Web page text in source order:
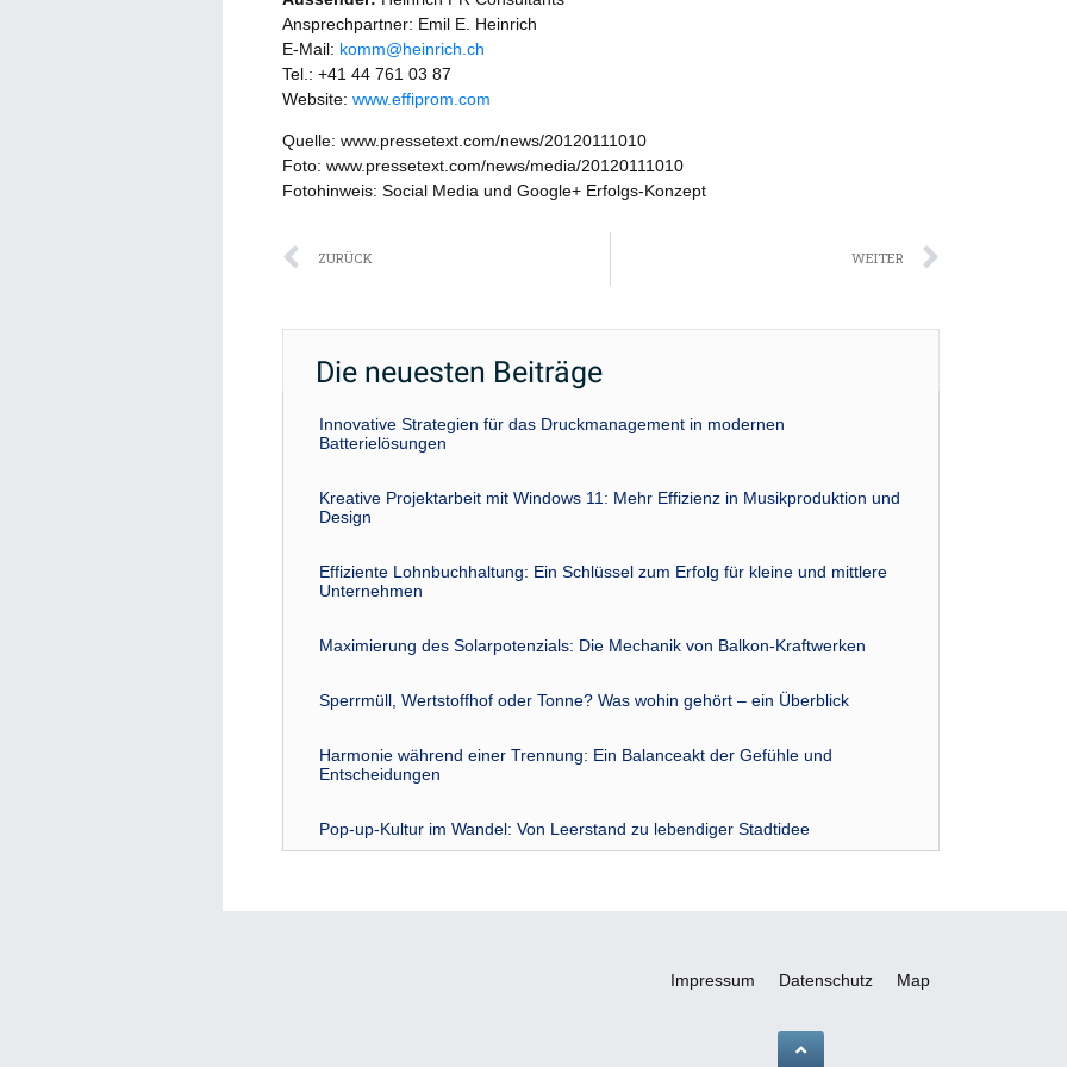
Ansprechpartner: Emil E. Heinrich
E-Mail: komm@heinrich.ch
Tel.: +41 44 761 03 87
Website: www.effiprom.com
Quelle: www.pressetext.com/news/20120111010
Foto: www.pressetext.com/news/media/20120111010
Fotohinweis: Social Media und Google+ Erfolgs-Konzept
Zurück
ZURÜCK WEITER
Die neuesten Beiträge
Innovative Strategien für das Druckmanagement in modernen
Batterielösungen
Kreative Projektarbeit mit Windows 11: Mehr Effizienz in Musikproduktion und
Design
Effiziente Lohnbuchhaltung: Ein Schlüssel zum Erfolg für kleine und mittlere
Unternehmen
Maximierung des Solarpotenzials: Die Mechanik von Balkon-Kraftwerken
Sperrmüll, Wertstoffhof oder Tonne? Was wohin gehört – ein Überblick
Harmonie während einer Trennung: Ein Balanceakt der Gefühle und
Entscheidungen
Pop-up-Kultur im Wandel: Von Leerstand zu lebendiger Stadtidee
Impressum Datenschutz Map